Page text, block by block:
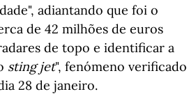
adiantando que foi o
de 42 milhões de euros
de topo e identificar a
sting jet", fenómeno verificado
28 de janeiro.